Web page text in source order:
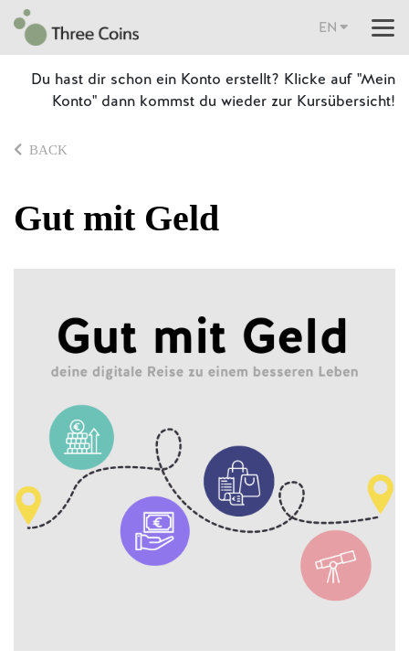
EN
Du hast dir schon ein Konto erstellt? Klicke auf "Mein
Konto" dann kommst du wieder zur Kursübersicht!
BACK
Gut mit Geld